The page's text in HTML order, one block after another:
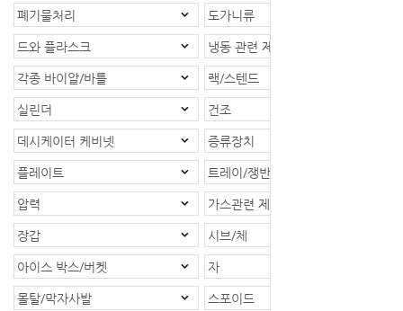
폐기물처리 도가니류
드와 플라스크 냉동 관련 제품
각종 바이알/바틀 랙/스텐드
실린더 건조
데시케이터 케비넷 증류장치
플레이트 트레이/쟁반
압력 가스관련 제품
장갑 시브/체
아이스 박스/버켓 자
몰탈/막자사발 스포이드